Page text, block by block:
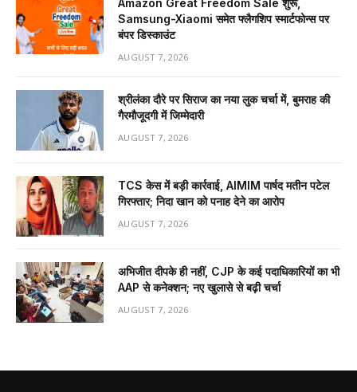
Amazon Great Freedom Sale शुरू,
Samsung-Xiaomi समेत फ्लैगशिप स्मार्टफोन्स पर
बंपर डिस्काउंट
AUGUST 7, 2026
श्रीलंका दौरे पर सिराज का नया लुक चर्चा में, बुमराह की
गैरमौजूदगी में जिम्मेदारी
AUGUST 7, 2026
TCS केस में बड़ी कार्रवाई, AIMIM पार्षद मतीन पटेल
गिरफ्तार; निदा खान को पनाह देने का आरोप
AUGUST 7, 2026
अभिजीत दीपके ही नहीं, CJP के कई पदाधिकारियों का भी
AAP से कनेक्शन; नए खुलासे से बढ़ी चर्चा
AUGUST 7, 2026